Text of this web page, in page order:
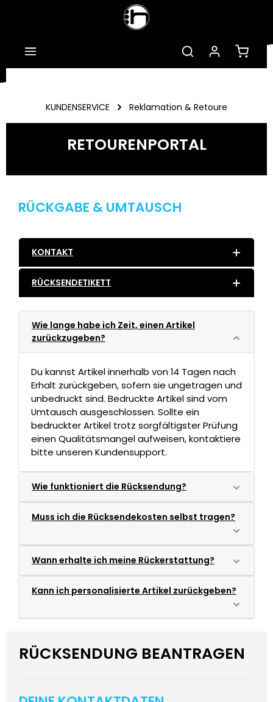
Zum Hauptinhalt springen
KUNDENSERVICE Reklamation & Retoure
RETOURENPORTAL
RÜCKGABE & UMTAUSCH
KONTAKT
RÜCKSENDETIKETT
Wie lange habe ich Zeit, einen Artikel
zurückzugeben?
Du kannst Artikel innerhalb von 14 Tagen nach
Erhalt zurückgeben, sofern sie ungetragen und
unbedruckt sind. Bedruckte Artikel sind vom
Umtausch ausgeschlossen. Sollte ein
bedruckter Artikel trotz sorgfältigster Prüfung
einen Qualitätsmangel aufweisen, kontaktiere
bitte unseren Kundensupport.
Wie funktioniert die Rücksendung?
Muss ich die Rücksendekosten selbst tragen?
Wann erhalte ich meine Rückerstattung?
Kann ich personalisierte Artikel zurückgeben?
RÜCKSENDUNG BEANTRAGEN